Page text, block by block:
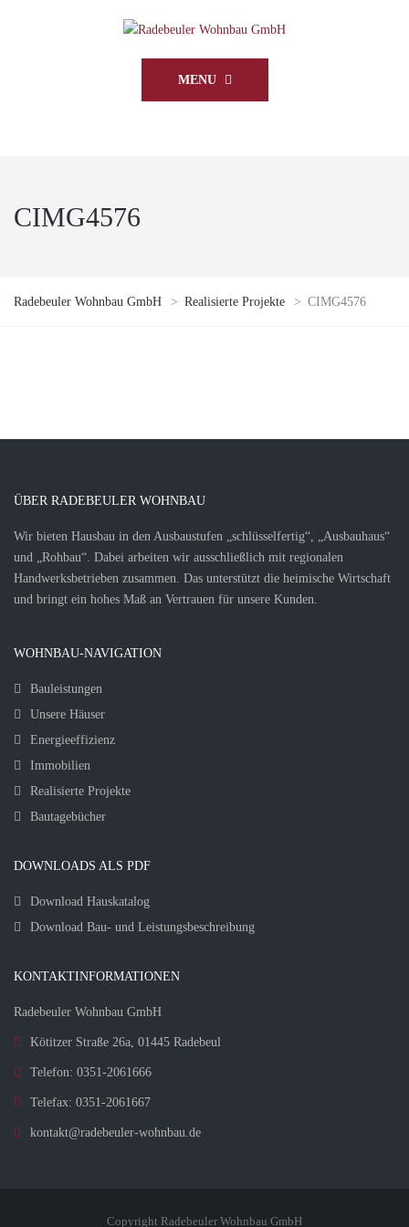
MENU
CIMG4576
Radebeuler Wohnbau GmbH > Realisierte Projekte > CIMG4576
ÜBER RADEBEULER WOHNBAU
Wir bieten Hausbau in den Ausbaustufen „schlüsselfertig“, „Ausbauhaus“
und „Rohbau“. Dabei arbeiten wir ausschließlich mit regionalen
Handwerksbetrieben zusammen. Das unterstützt die heimische Wirtschaft
und bringt ein hohes Maß an Vertrauen für unsere Kunden.
WOHNBAU-NAVIGATION
Bauleistungen
Unsere Häuser
Energieeffizienz
Immobilien
Realisierte Projekte
Bautagebücher
DOWNLOADS ALS PDF
Download Hauskatalog
Download Bau- und Leistungsbeschreibung
KONTAKTINFORMATIONEN
Radebeuler Wohnbau GmbH
Kötitzer Straße 26a, 01445 Radebeul
Telefon: 0351-2061666
Telefax: 0351-2061667
kontakt@radebeuler-wohnbau.de
Copyright Radebeuler Wohnbau GmbH